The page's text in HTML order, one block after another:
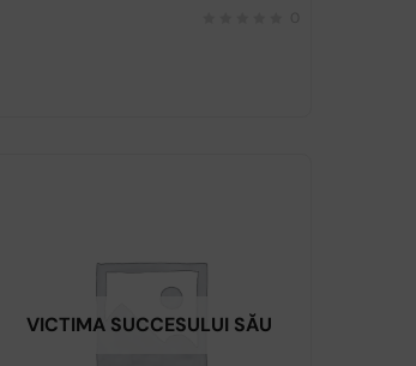
VICTIMA SUCCESULUI SĂU